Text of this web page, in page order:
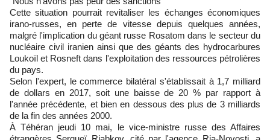
Cette situation pourrait revitaliser les échanges économiques
irano-russes, en perte de vitesse depuis quelques années,
malgré l'implication du géant russe Rosatom dans le secteur du
nucléaire civil iranien ainsi que des géants des hydrocarbures
Loukoïl et Rosneft dans l'exploitation des ressources pétrolières
du pays.
Selon l'expert, le commerce bilatéral s'établissait à 1,7 milliard
de dollars en 2017, soit une baisse de 20 % par rapport à
l'année précédente, et bien en dessous des plus de 3 milliards
de la fin des années 2000.
À Téhéran jeudi 10 mai, le vice-ministre russe des Affaires